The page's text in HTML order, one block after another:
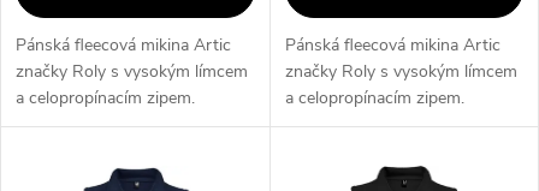
k
t
k
t
Pánská fleecová mikina Artic
značky Roly s vysokým límcem
a celopropínacím zipem.
Materiál 100% polyester o
výbornou tepelnou izolaci a
Pánská fleecová mikina Artic
značky Roly s vysokým límcem
a celopropínacím zipem.
Materiál 100% polyester o
výbornou tepelnou izolaci a